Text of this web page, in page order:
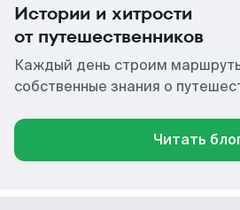
Истории и хитрости
от путешественников
Каждый день строим
собственные знания о
Читать